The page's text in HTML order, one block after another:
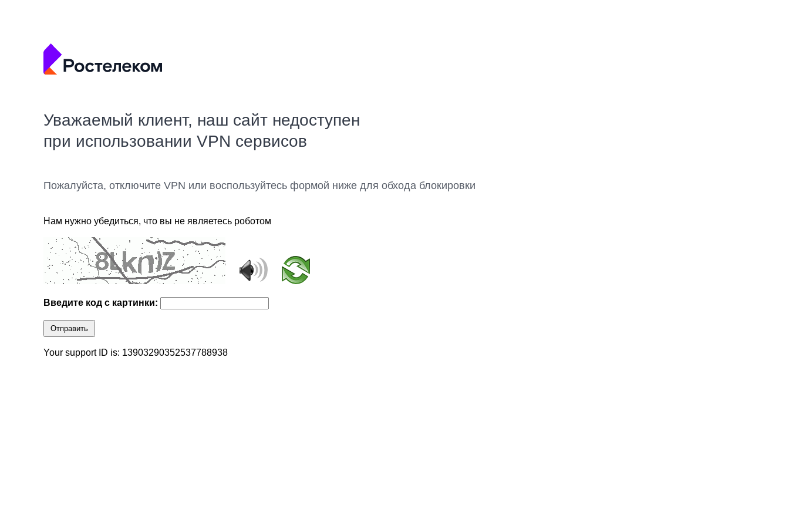
Уважаемый клиент, наш сайт недоступен
при использовании VPN сервисов
Пожалуйста, отключите VPN или воспользуйтесь формой ниже для обхода блокировки
Нам нужно убедиться, что вы не являетесь роботом
Введите код с картинки:
Отправить
Your support ID is: 13903290352537788938